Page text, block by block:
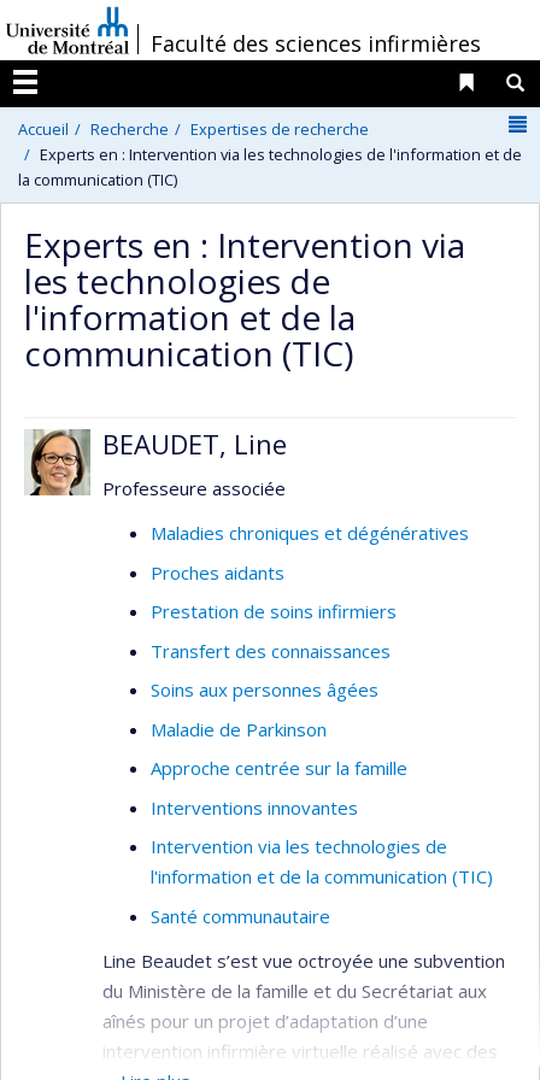
au
contenu
/Faculté des sciences infirmières
Menu
Liens
Accueil Recherche
Expertises de recherche
Experts en : Intervention via les technologies de l'information et de
la communication (TIC)
Experts en : Intervention via
les technologies de
l'information et de la
communication (TIC)
BEAUDET, Line
Professeure associée
Maladies chroniques et dégénératives
Proches aidants
Prestation de soins infirmiers
Transfert des connaissances
Soins aux personnes âgées
Maladie de Parkinson
Approche centrée sur la famille
Interventions innovantes
Intervention via les technologies de
l'information et de la communication (TIC)
Santé communautaire
Line Beaudet s’est vue octroyée une subvention
du Ministère de la famille et du Secrétariat aux
aînés pour un projet d’adaptation d’une
intervention infirmière virtuelle réalisé avec des